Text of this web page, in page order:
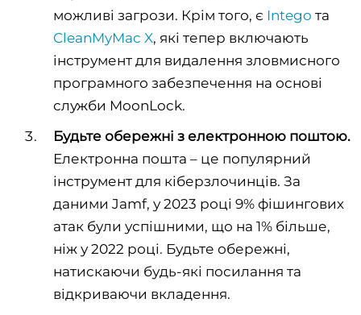
можливі загрози. Крім того, є Intego та
CleanMyMac X, які тепер включають
інструмент для видалення зловмисного
програмного забезпечення на основі
служби MoonLock.
Будьте обережні з електронною поштою.
Електронна пошта – це популярний
інструмент для кіберзлочинців. За
даними Jamf, у 2023 році 9% фішингових
атак були успішними, що на 1% більше,
ніж у 2022 році. Будьте обережні,
натискаючи будь-які посилання та
відкриваючи вкладення.